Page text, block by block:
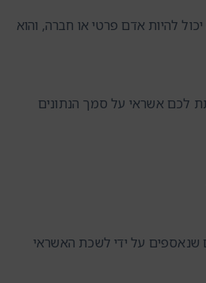
להיות אדם פרטי או חברה, והוא
לכם אשראי על סמך הנתונים
שנאספים על ידי לשכת האשראי